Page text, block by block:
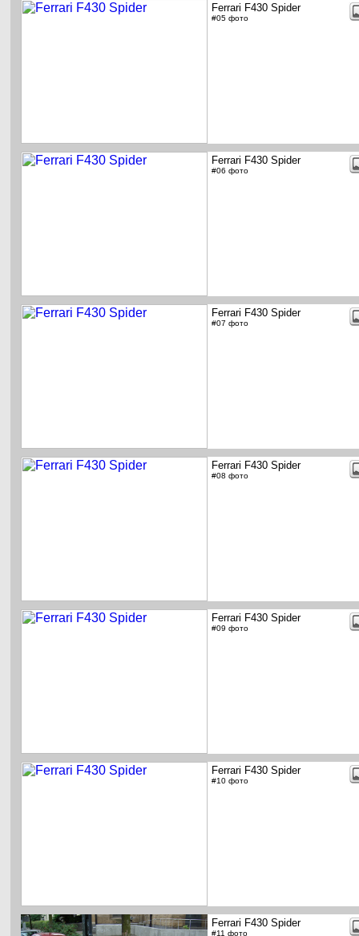
Ferrari F430 Spider
#05 фото
Ferrari F430 Spider
#06 фото
Ferrari F430 Spider
#07 фото
Ferrari F430 Spider
#08 фото
Ferrari F430 Spider
#09 фото
Ferrari F430 Spider
#10 фото
Ferrari F430 Spider
#11 фото